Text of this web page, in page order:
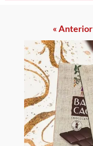
« Anterior